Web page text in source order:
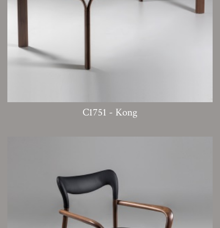
C1751 - Kong